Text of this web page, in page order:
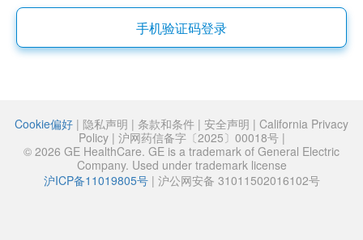
手机验证码登录
Cookie偏好 | 隐私声明 | 条款和条件 | 安全声明 | California Privacy
Policy| 沪网药信备字〔2025〕00018号|
© 2026 GE HealthCare. GE is a trademark of General Electric
Company. Used under trademark license
沪ICP备11019805号| 沪公网安备 31011502016102号